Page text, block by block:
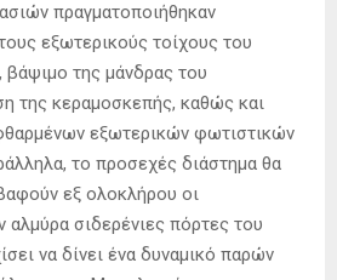
πραγματοποιήθηκαν
εξωτερικούς τοίχους του
βάψιμο της μάνδρας του
της κεραμοσκεπής, καθώς και
εξωτερικών φωτιστικών
το προσεχές διάστημα θα
εξ ολοκλήρου οι
αλμύρα σιδερένιες πόρτες του
να δίνει ένα δυναμικό παρών